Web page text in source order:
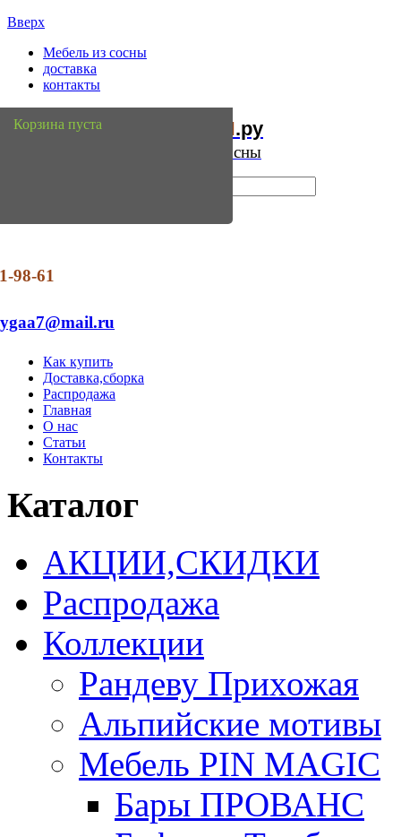
Вверх
Мебель из сосны
доставка
контакты
Мебель Сосны.ру
Интернет магазин мебели из сосны
98-61
Как купить
Доставка,сборка
Распродажа
Главная
О нас
Статьи
Контакты
Корзина пуста
Каталог
АКЦИИ,СКИДКИ
Распродажа
Коллекции
Рандеву Прихожая
Альпийские мотивы
Мебель PIN MAGIС
Бары ПРОВАНС